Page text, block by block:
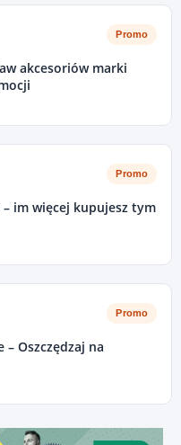
Promo
akcesoriów marki
Promo
im więcej kupujesz tym
Promo
Oszczędzaj na